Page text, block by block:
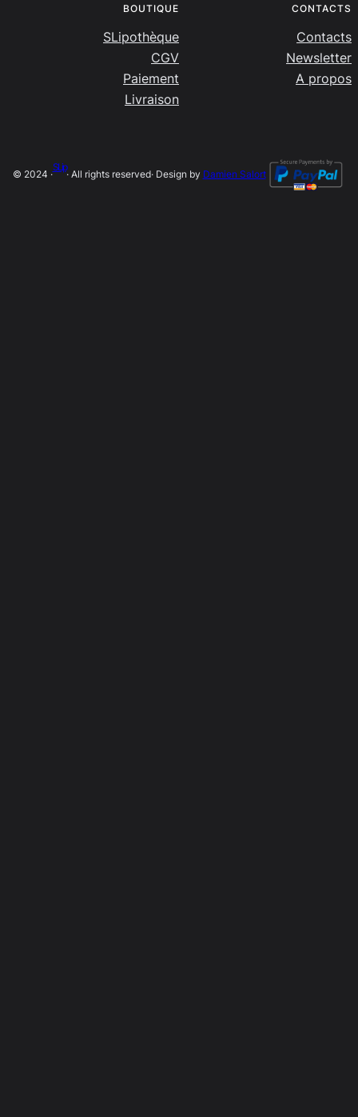
BOUTIQUE
SLipothèque
CGV
Paiement
Livraison
CONTACTS
Contacts
Newsletter
A propos
© 2024 ·
SLip
· All rights reserved· Design by Damien Salort